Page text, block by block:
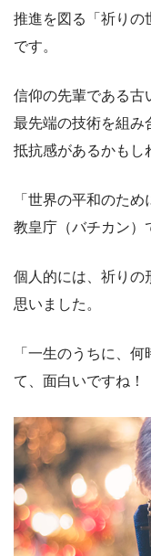
推進を図る「祈りの
です。
信仰の先輩である古
最先端の技術を組み
抵抗感があるかもし
「世界の平和のた
教皇庁（バチカン）
個人的には、祈りの
思いました。
「一生のうちに、
て、面白いですね！